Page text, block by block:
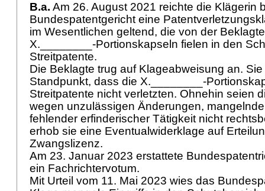
B.a. Am 26. August 2021 reichte die Klägerin
Bundespatentgericht eine
im Wesentlichen geltend, die von der
X.________-Portionskapseln fielen in den
Streitpatente.
Die Beklagte trug auf Klageabweisung an.
Standpunkt, dass die X.________-
Streitpatente nicht verletzten. Ohnehin seien
wegen unzulässigen Änderungen,
fehlender erfinderischer Tätigkeit nicht
erhob sie eine Eventualwiderklage auf
Zwangslizenz.
Am 23. Januar 2023 erstattete
ein Fachrichtervotum.
Mit Urteil vom 11. Mai 2023 wies das